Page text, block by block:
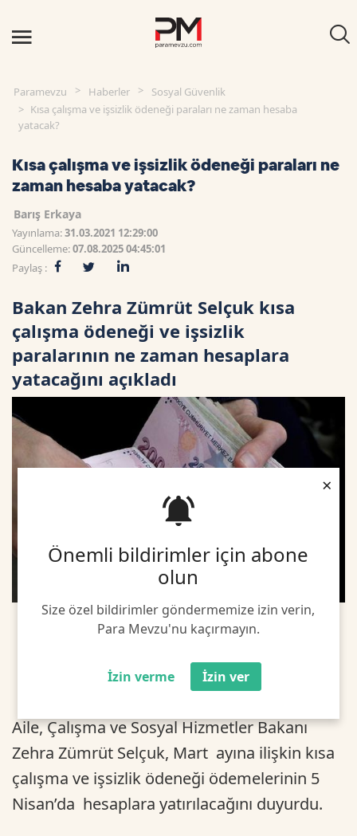
Önemli bildirimler için abone
olun
Size özel bildirimler göndermemize izin verin,
Para Mevzu'nu kaçırmayın.
İzin verme İzin ver
×
Paramevzu Haberler
Sosyal Güvenlik
Kısa çalışma ve işsizlik ödeneği paraları ne zaman hesaba
yatacak?
Kısa çalışma ve işsizlik ödeneği paraları ne
zaman hesaba yatacak?
Barış Erkaya
Yayınlama:31.03.2021 12:29:00
Güncelleme:07.08.2025 04:45:01
Paylaş :
Bakan Zehra Zümrüt Selçuk kısa
çalışma ödeneği ve işsizlik
paralarının ne zaman hesaplara
yatacağını açıkladı
Aile, Çalışma ve Sosyal Hizmetler Bakanı
Zehra Zümrüt Selçuk, Mart ayına ilişkin kısa
çalışma ve işsizlik ödeneği ödemelerinin 5
Nisan’da hesaplara yatırılacağını duyurdu.